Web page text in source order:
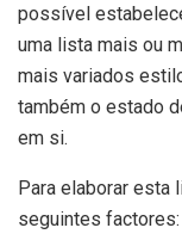
possível
uma lista mais ou
mais variados
também o estado
em si.
Para elaborar esta
seguintes